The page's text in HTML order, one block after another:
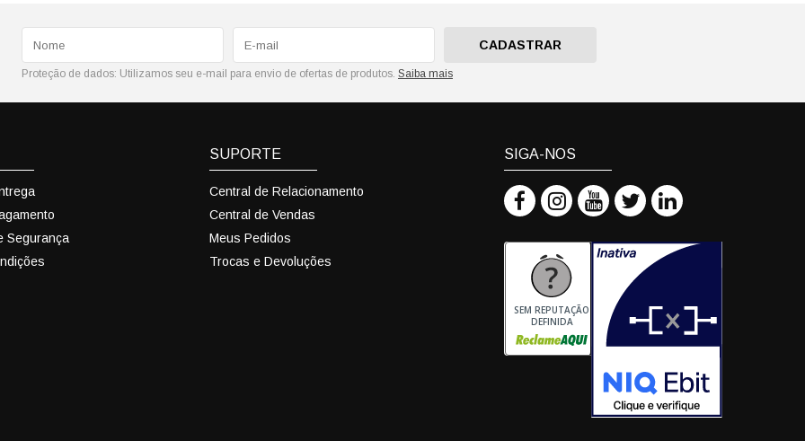
CADASTRAR
Proteção de dados: Utilizamos seu e-mail para envio de ofertas de produtos. Saiba mais
Segurança
SUPORTE
Central de Relacionamento
Central de Vendas
Meus Pedidos
Trocas e Devoluções
SIGA-NOS
SEM REPUTAÇÃO
DEFINIDA